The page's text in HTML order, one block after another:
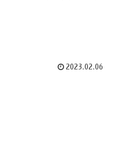
2023.02.06